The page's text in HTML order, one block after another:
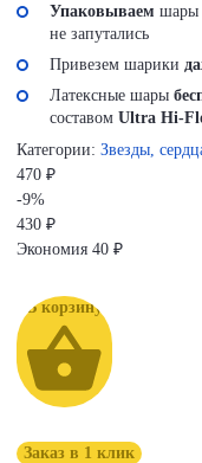
Упаковываем шары
не запутались
Привезем шарики
Латексные шары
составом Ultra Hi-
Категории: Звезды,
470 ₽
-9%
430 ₽
Экономия 40 ₽
Заказ в 1 клик